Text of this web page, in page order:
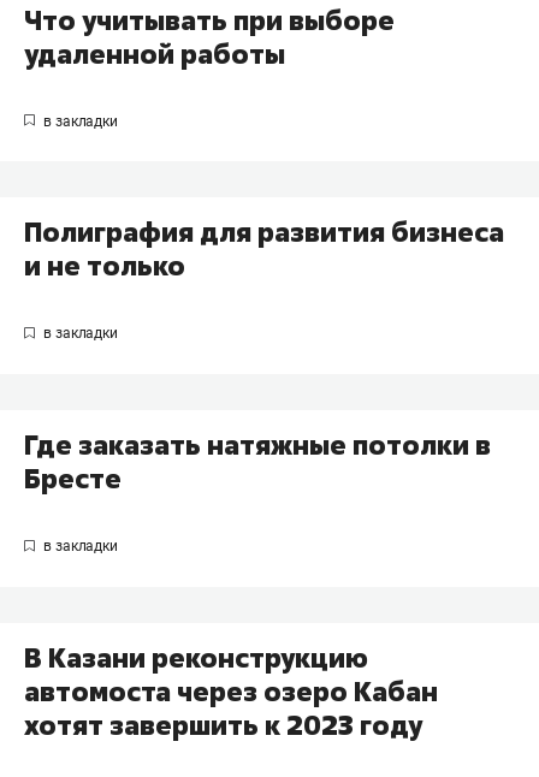
Что учитывать при выборе
удаленной работы
Полиграфия для развития бизнеса
и не только
Где заказать натяжные потолки в
Бресте
В Казани реконструкцию
автомоста через озеро Кабан
хотят завершить к 2023 году